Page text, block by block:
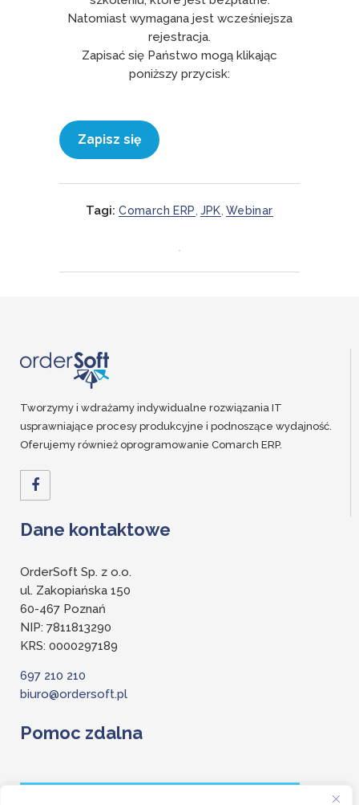
Natomiast wymagana jest wcześniejsza
rejestracja.
Zapisać się Państwo mogą klikając
poniższy przycisk:
Zapisz się
Tagi: Comarch ERP JPK Webinar
Tworzymy i wdrażamy indywidualne rozwiązania IT
usprawniające procesy produkcyjne i podnoszące wydajność.
Oferujemy również oprogramowanie Comarch ERP.
Dane kontaktowe
OrderSoft Sp. z o.o.
ul. Zakopiańska 150
60-467 Poznań
NIP: 7811813290
KRS: 0000297189
697 210 210
biuro@ordersoft.pl
Pomoc zdalna